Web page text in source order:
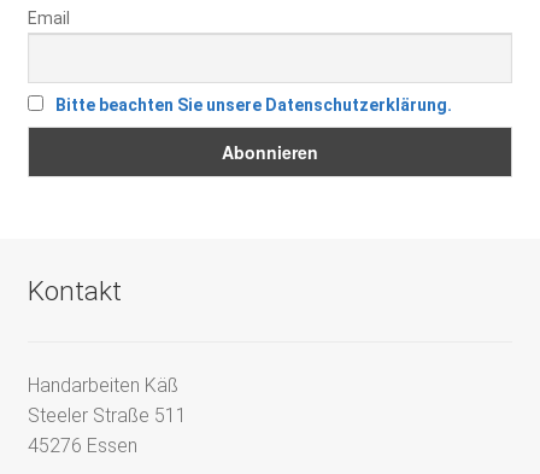
Email
Bitte beachten Sie unsere Datenschutzerklärung.
Kontakt
Handarbeiten Käß
Steeler Straße 511
45276 Essen